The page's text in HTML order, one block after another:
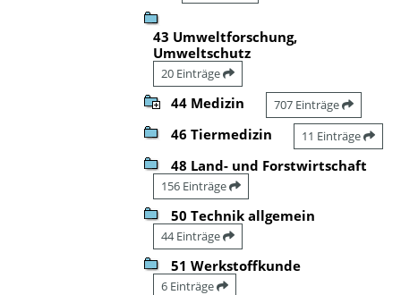
43 Umweltforschung,
Umweltschutz
20 Einträge
44 Medizin 707 Einträge
46 Tiermedizin 11 Einträge
48 Land- und Forstwirtschaft
156 Einträge
50 Technik allgemein
44 Einträge
51 Werkstoffkunde
6 Einträge